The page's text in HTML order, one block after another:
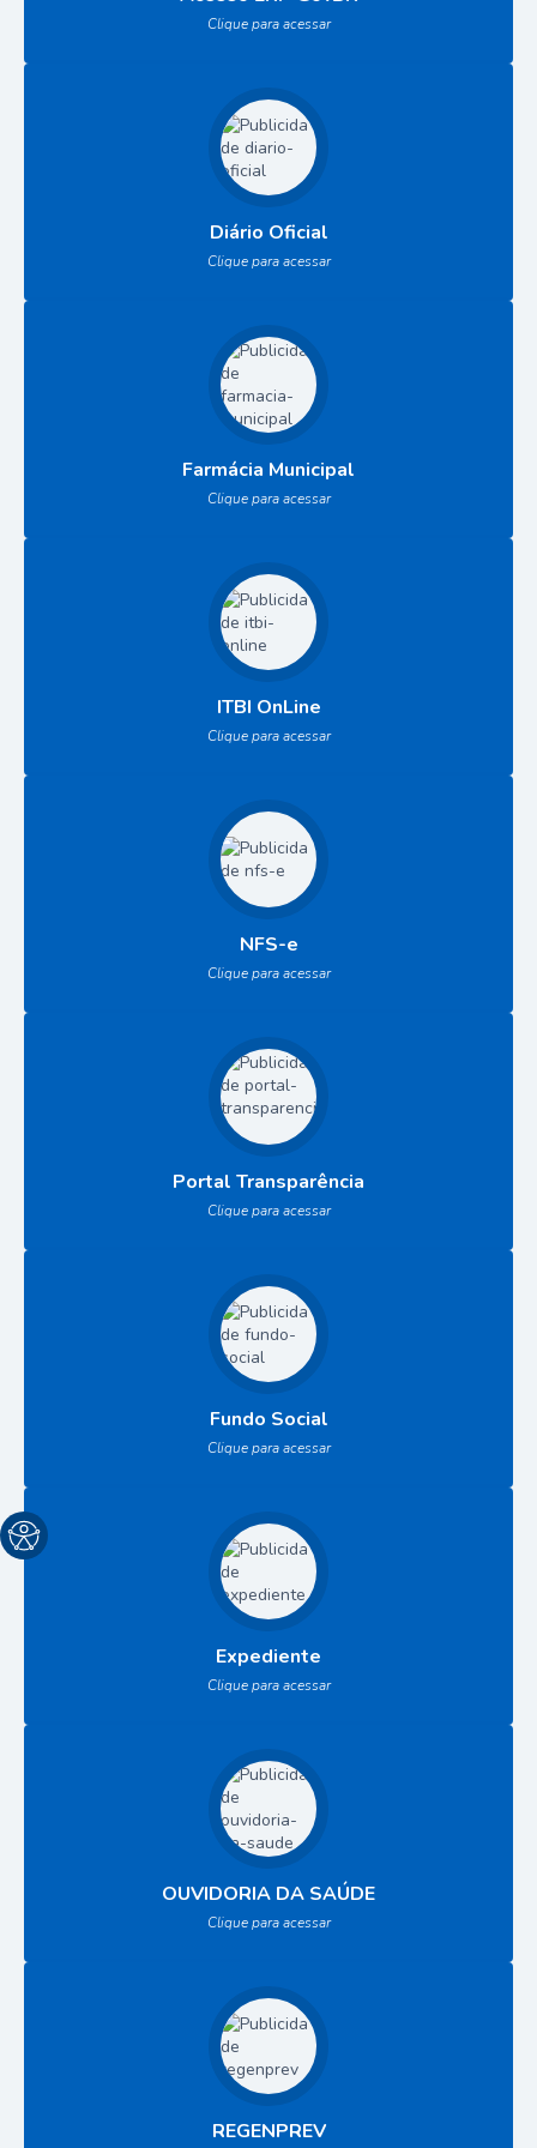
Clique para acessar
Diário Oficial
Clique para acessar
Farmácia Municipal
Clique para acessar
ITBI OnLine
Clique para acessar
NFS-e
Clique para acessar
Portal Transparência
Clique para acessar
Fundo Social
Clique para acessar
Expediente
Clique para acessar
OUVIDORIA DA SAÚDE
Clique para acessar
REGENPREV